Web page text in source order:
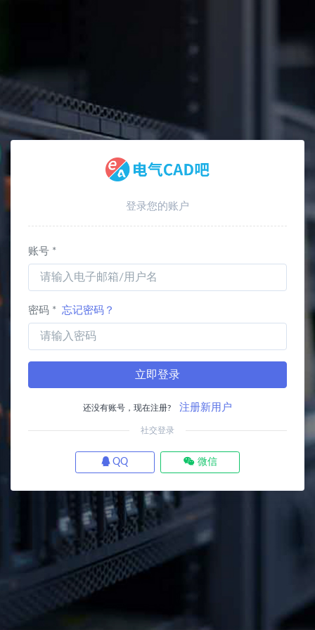
登录您的账户
账号 *
密码 * 忘记密码？
立即登录
还没有账号，现在注册? 注册新用户
社交登录
QQ 微信